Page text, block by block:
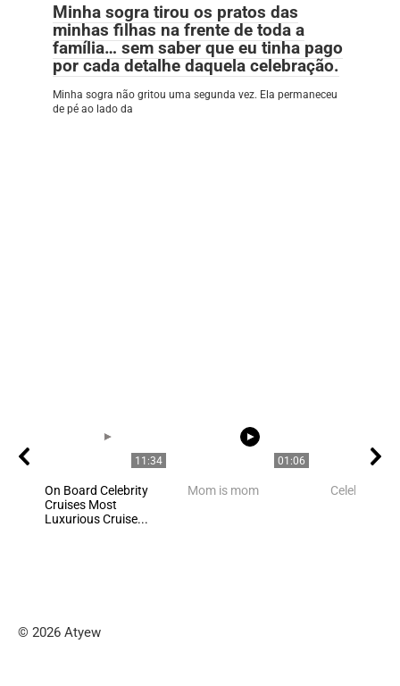
Minha sogra tirou os pratos das
minhas filhas na frente de toda a
família… sem saber que eu tinha pago
por cada detalhe daquela celebração.
Minha sogra não gritou uma segunda vez. Ela permaneceu
de pé ao lado da
11:34
On Board Celebrity
Cruises Most
Luxurious Cruise...
01:06
Mom is mom Celebrities
© 2026 Atyew